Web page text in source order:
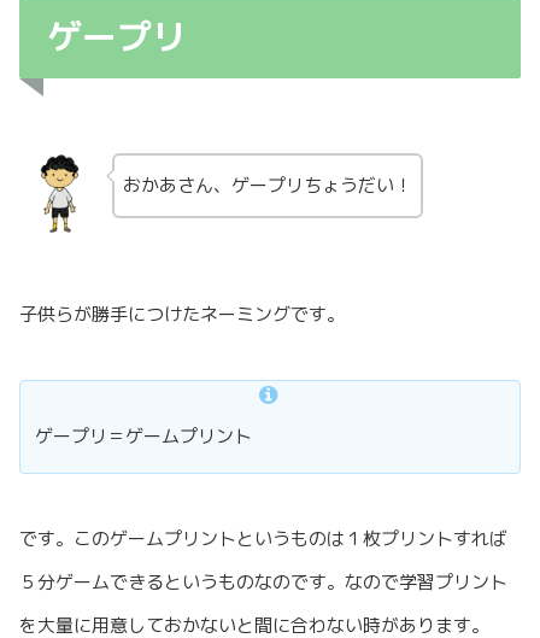
ゲープリ
おかあさん、ゲープリちょうだい！
子供らが勝手につけたネーミングです。
ゲープリ＝ゲームプリント
です。このゲームプリントというものは１枚プリントすれば
５分ゲームできるというものなのです。なので学習プリント
を大量に用意しておかないと間に合わない時があります。